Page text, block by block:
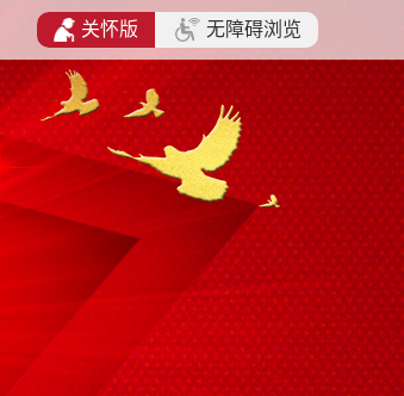
关怀版 无障碍浏览